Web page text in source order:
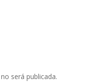
será publicada.